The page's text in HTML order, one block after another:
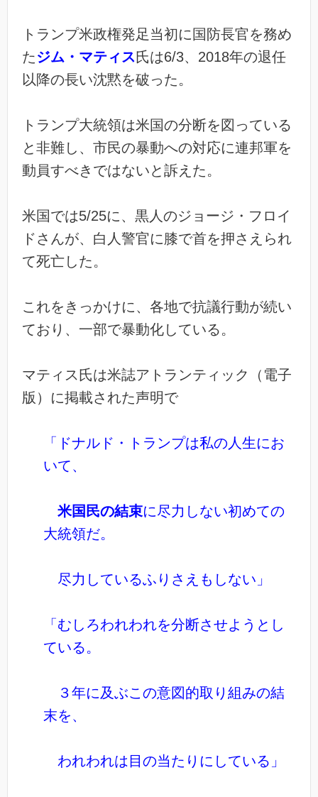
トランプ米政権発足当初に国防長官を務め
たジム・マティス氏は6/3、2018年の退任
以降の長い沈黙を破った。
トランプ大統領は米国の分断を図っている
と非難し、市民の暴動への対応に連邦軍を
動員すべきではないと訴えた。
米国では5/25に、黒人のジョージ・フロイ
ドさんが、白人警官に膝で首を押さえられ
て死亡した。
これをきっかけに、各地で抗議行動が続い
ており、一部で暴動化している。
マティス氏は米誌アトランティック（電子
版）に掲載された声明で
「ドナルド・トランプは私の人生にお
いて、
米国民の結束に尽力しない初めての
大統領だ。
尽力しているふりさえもしない」
「むしろわれわれを分断させようとし
ている。
３年に及ぶこの意図的取り組みの結
末を、
われわれは目の当たりにしている」